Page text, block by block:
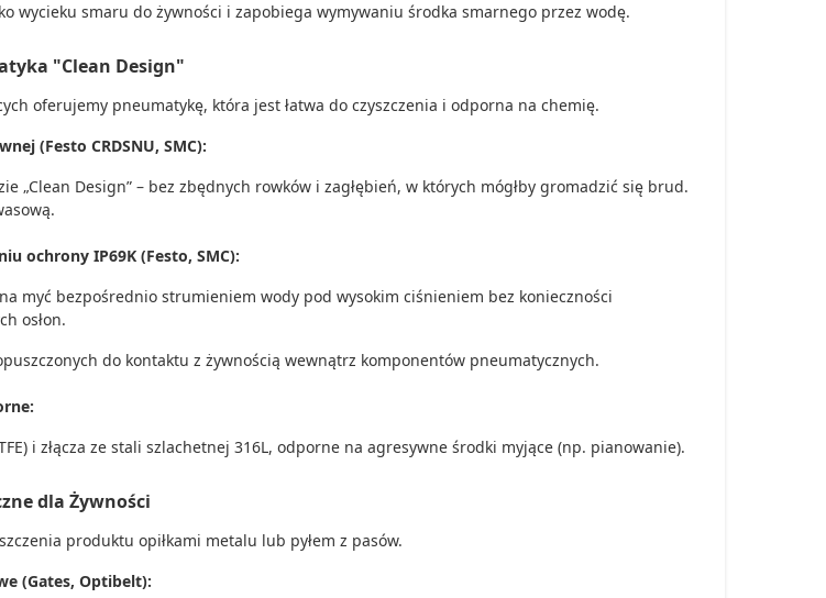
wycieku smaru do żywności i zapobiega wymywaniu środka smarnego przez wodę.
"Clean Design"
oferujemy pneumatykę, która jest łatwa do czyszczenia i odporna na chemię.
(Festo CRDSNU, SMC):
„Clean Design” – bez zbędnych rowków i zagłębień, w których mógłby gromadzić się brud.
ochrony IP69K (Festo, SMC):
myć bezpośrednio strumieniem wody pod wysokim ciśnieniem bez konieczności
osłon.
do kontaktu z żywnością wewnątrz komponentów pneumatycznych.
i złącza ze stali szlachetnej 316L, odporne na agresywne środki myjące (np. pianowanie).
dla Żywności
produktu opiłkami metalu lub pyłem z pasów.
(Gates, Optibelt):